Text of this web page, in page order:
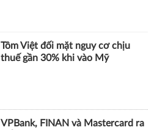
Tôm Việt đối mặt nguy cơ chịu
thuế gần 30% khi vào Mỹ
VPBank, FINAN và Mastercard ra